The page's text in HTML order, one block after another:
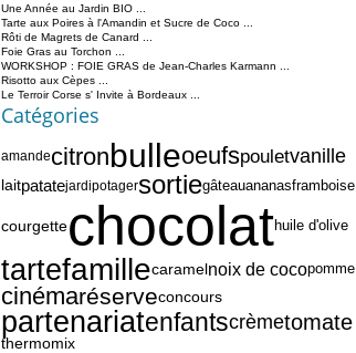
Une Année au Jardin BIO ...
Tarte aux Poires à l'Amandin et Sucre de Coco ...
Rôti de Magrets de Canard ...
Foie Gras au Torchon ...
WORKSHOP : FOIE GRAS de Jean-Charles Karmann ...
Risotto aux Cèpes ...
Le Terroir Corse s' Invite à Bordeaux ...
Catégories
amandecitronbulleoeufspouletvanille
laitpatatejardipotagersortiegâteauananasframboise
courgettechocolathuile d'olive
tartefamillecaramelnoix de cocopomme
cinémaréserveconcours
partenariatenfantscrèmetomate
thermomix